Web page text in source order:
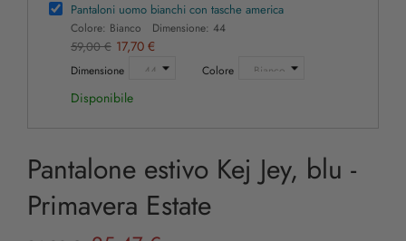
Pantaloni uomo bianchi con tasche america
Colore: Bianco Dimensione: 44
59,00 € 17,70 €
Dimensione Colore
Disponibile
Pantalone estivo Kej Jey, blu -
Primavera Estate